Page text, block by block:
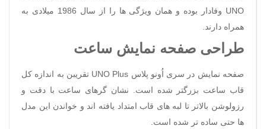
UNO
وفادار بوده و همان ویژگی ها را از سال 1986 میلادی به
همراه دارند.
طراحی صفحه نمایش ساعت
صفحه نمایش در سری اُونو پلاس UNO Plus تقریبن به اندازه کل
قاب ساعت بزرگتر شده است. نشان گرهای ساعت با دقت و
رزولوشن بالاتر تا لبه های قاب امتداد یافته اند و خواندن این مدل
ها حتی ساده تر شده است.